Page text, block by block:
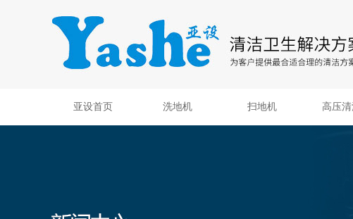
亚设首页 洗地机 扫地机 高压